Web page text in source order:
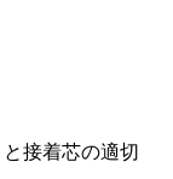
接着芯の適切